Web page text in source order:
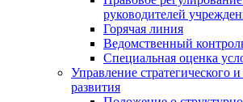
руководителей
Горячая линия
Ведомственный
Специальная оценка
Управление стратегического
развития